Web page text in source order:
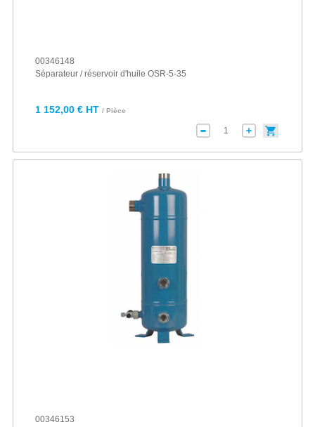
00346148
Séparateur / réservoir d'huile OSR-5-35
1 152,00 € HT / Pièce
00346153